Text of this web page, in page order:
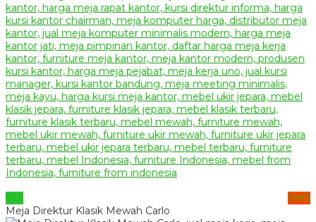
WA
SMS
Meja Direktur Klasik Mewah Carlo